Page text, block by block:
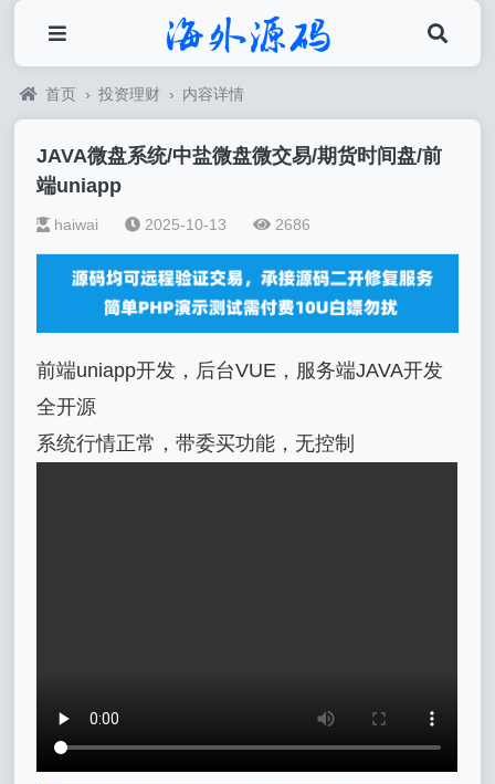
首页 › 投资理财 › 内容详情
JAVA微盘系统/中盐微盘微交易/期货时间盘/前
端uniapp
haiwai 2025-10-13 2686
前端uniapp开发，后台VUE，服务端JAVA开发
全开源
系统行情正常，带委买功能，无控制